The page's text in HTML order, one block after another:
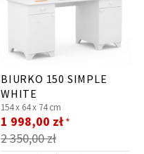
BIURKO 150 SIMPLE
WHITE
154 x 64 x 74 cm
2 350,00 zł
Cena
promocyjna
1 998,00 zł *